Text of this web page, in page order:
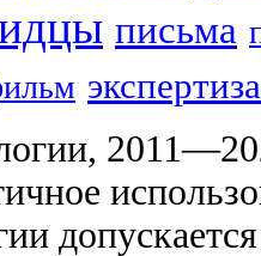
письма
экспертиза